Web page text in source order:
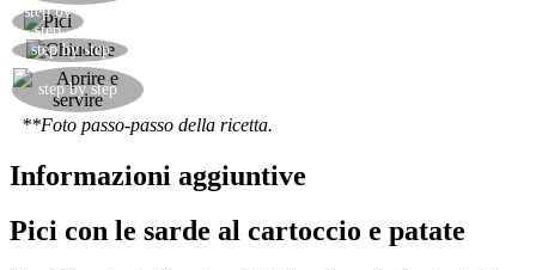
step by
step
step by step
step by step
**Foto passo-passo della ricetta.
Informazioni aggiuntive
Pici con le sarde al cartoccio e patate